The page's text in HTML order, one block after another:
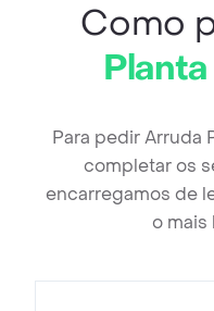
Como
Planta
Para pedir Arruda
completar os
encarregamos de
o mais